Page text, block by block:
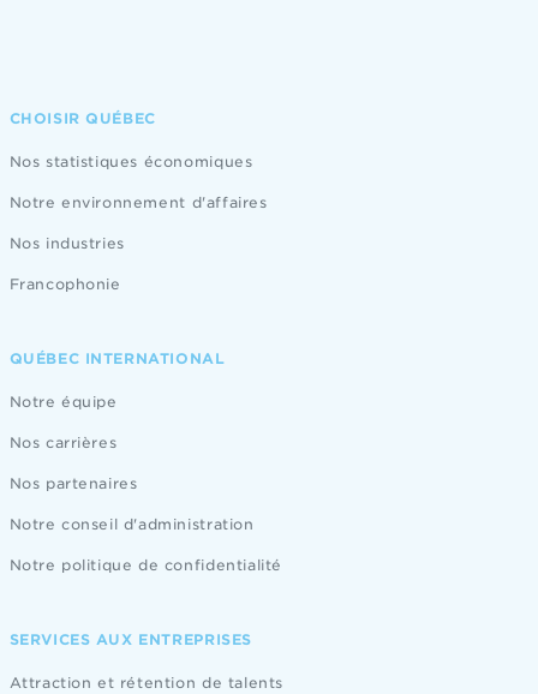
CHOISIR QUÉBEC
Nos statistiques économiques
Notre environnement d'affaires
Nos industries
Francophonie
QUÉBEC INTERNATIONAL
Notre équipe
Nos carrières
Nos partenaires
Notre conseil d'administration
Notre politique de confidentialité
SERVICES AUX ENTREPRISES
Attraction et rétention de talents